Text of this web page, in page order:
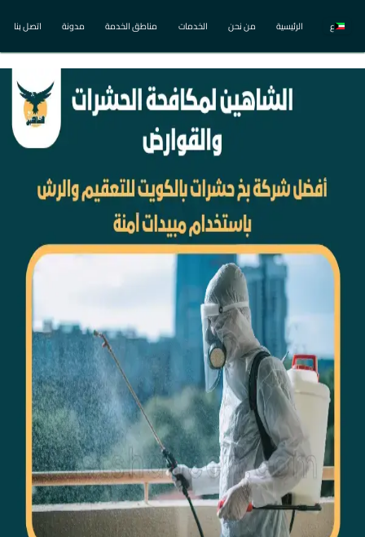
ع الرئيسية من نحن الخدمات مناطق الخدمة مدونة اتصل بنا